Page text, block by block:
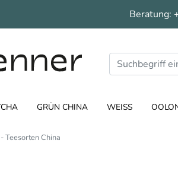
Beratung:
GRÜN CHINA WEISS
Teesorten China